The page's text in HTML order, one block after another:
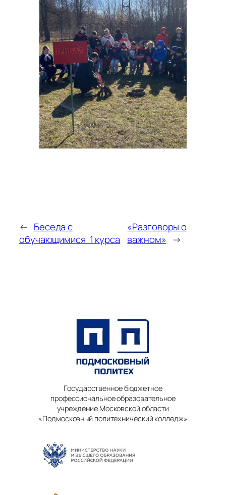
← Беседа с
обучающимися 1 курса
«Разговоры о
важном» →
Государственное бюджетное
профессиональное образовательное
учреждение Московской области
«Подмосковный политехнический колледж»